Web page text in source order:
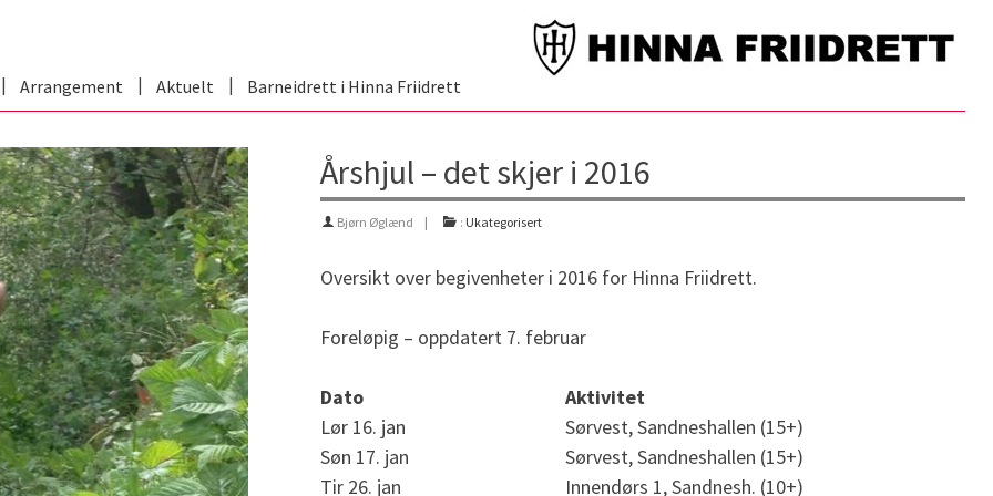
Arrangement Aktuelt Barneidrett i Hinna Friidrett
Årshjul – det skjer i 2016
Bjørn Øglænd : Ukategorisert
Oversikt over begivenheter i 2016 for Hinna Friidrett.
Foreløpig – oppdatert 7. februar
Dato
Aktivitet
Lør 16. jan
Sørvest, Sandneshallen (15+)
Søn 17. jan
Sørvest, Sandneshallen (15+)
Tir 26. jan
Innendørs 1, Sandnesh. (10+)